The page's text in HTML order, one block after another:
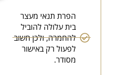
הפרת תנאי מעצר
בית עלולה להוביל
להחמרה, ולכן חשוב
לפעול רק באישור
מסודר.